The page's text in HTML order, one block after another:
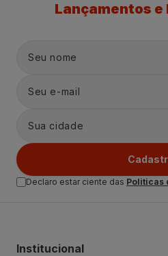
Lançamentos e
Declaro estar ciente das Politicas
Institucional